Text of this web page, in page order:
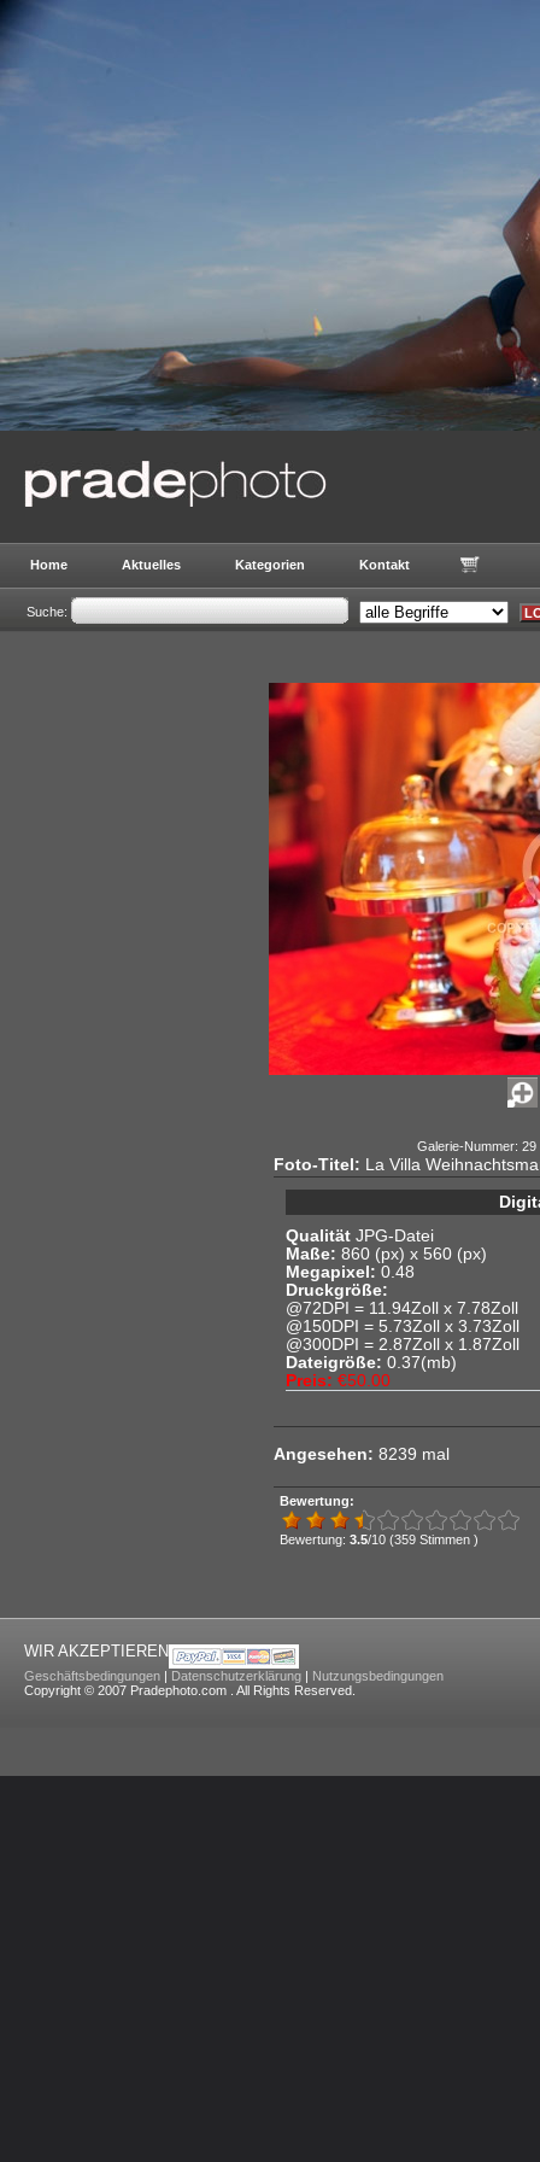
Home Aktuelles Kategorien Kontakt
Suche:
Galerie-Nummer:
Foto-Titel: La Villa
Qualität JPG-Datei
Maße: 860 (px) x 560 (px)
Megapixel: 0.48
Druckgröße:
@72DPI = 11.94Zoll x 7.78Zoll
@150DPI = 5.73Zoll x 3.73Zoll
@300DPI = 2.87Zoll x 1.87Zoll
Dateigröße: 0.37(mb)
Preis: €50.00
Angesehen: 8239 mal
Bewertung:
Bewertung: 3.5/10 (359 Stimmen )
WIR AKZEPTIEREN
Geschäftsbedingungen | Datenschutzerklärung | Nutzungsbedingungen
Copyright © 2007 Pradephoto.com . All Rights Reserved.